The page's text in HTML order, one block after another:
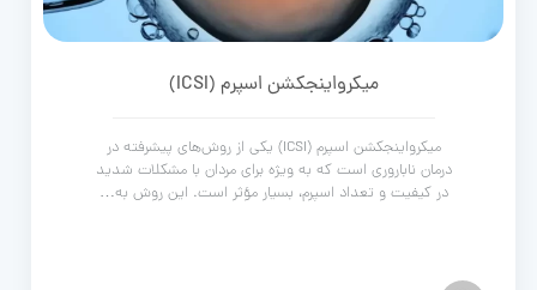
میکرواینجکشن اسپرم (ICSI)
میکرواینجکشن اسپرم (ICSI) یکی از روش‌های پیشرفته در
درمان ناباروری است که به ویژه برای مردان با مشکلات شدید
در کیفیت و تعداد اسپرم، بسیار مؤثر است. این روش به…